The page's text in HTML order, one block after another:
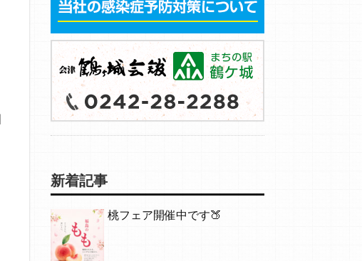
新着記事
桃フェア開催中です🍑